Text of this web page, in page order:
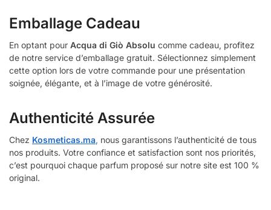
Emballage Cadeau
En optant pour Acqua di Giò Absolu comme cadeau, profitez
de notre service d’emballage gratuit. Sélectionnez simplement
cette option lors de votre commande pour une présentation
soignée, élégante, et à l’image de votre générosité.
Authenticité Assurée
Chez Kosmeticas.ma, nous garantissons l’authenticité de tous
nos produits. Votre confiance et satisfaction sont nos priorités,
c’est pourquoi chaque parfum proposé sur notre site est 100 %
original.